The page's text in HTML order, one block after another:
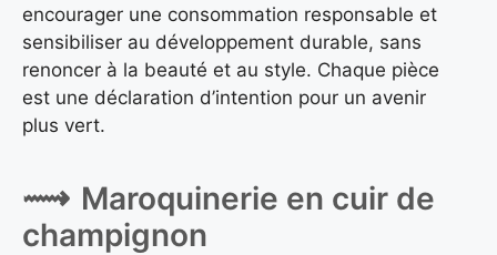
encourager une consommation responsable et
sensibiliser au développement durable, sans
renoncer à la beauté et au style. Chaque pièce
est une déclaration d’intention pour un avenir
plus vert.
Maroquinerie en cuir de
champignon